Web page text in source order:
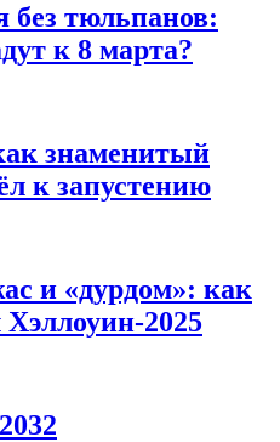
без тюльпанов:
к 8 марта?
знаменитый
к запустению
и «дурдом»: как
2025